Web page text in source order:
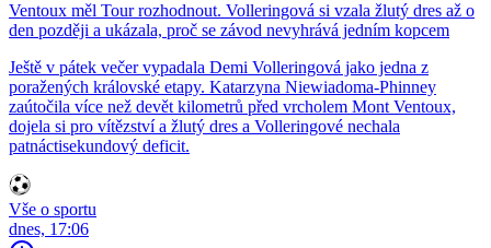
Ventoux měl Tour rozhodnout. Volleringová si vzala žlutý dres až o
den později a ukázala, proč se závod nevyhrává jedním kopcem
Ještě v pátek večer vypadala Demi Volleringová jako jedna z
poražených královské etapy. Katarzyna Niewiadoma-Phinney
zaútočila více než devět kilometrů před vrcholem Mont Ventoux,
dojela si pro vítězství a žlutý dres a Volleringové nechala
patnáctisekundový deficit.
Vše o sportu
dnes, 17:06